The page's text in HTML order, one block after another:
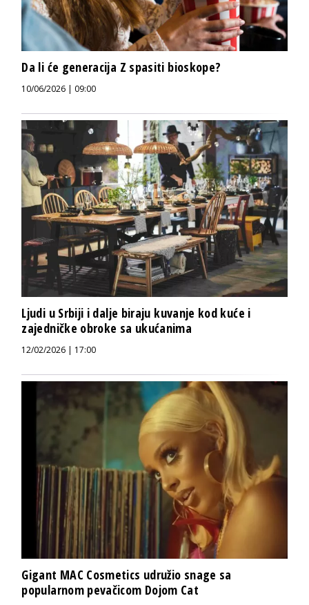
Da li će generacija Z spasiti bioskope?
10/06/2026 | 09:00
Ljudi u Srbiji i dalje biraju kuvanje kod kuće i
zajedničke obroke sa ukućanima
12/02/2026 | 17:00
Gigant MAC Cosmetics udružio snage sa
popularnom pevačicom Dojom Cat